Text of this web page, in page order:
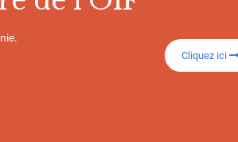
Cliquez ici